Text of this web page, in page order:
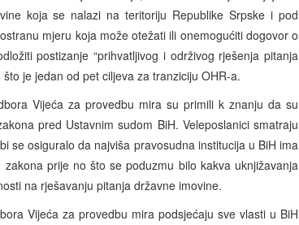
koja se nalazi na teritoriju Republike Srpske i pod
mjeru koja može otežati ili onemogućiti dogovor o
postizanje “prihvatljivog i održivog rješenja pitanja
je jedan od pet ciljeva za tranziciju OHR-a.
Vijeća za provedbu mira su primili k znanju da su
pred Ustavnim sudom BiH. Veleposlanici smatraju
se osiguralo da najviša pravosudna institucija u BiH ima
prije no što se poduzmu bilo kakva uknjižavanja
na rješavanju pitanja državne imovine.
Vijeća za provedbu mira podsjećaju sve vlasti u BiH